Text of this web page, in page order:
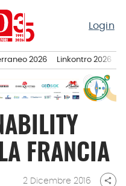
Login
2026 Linkontro 2026
FRANCIA
2 Dicembre 2016 share